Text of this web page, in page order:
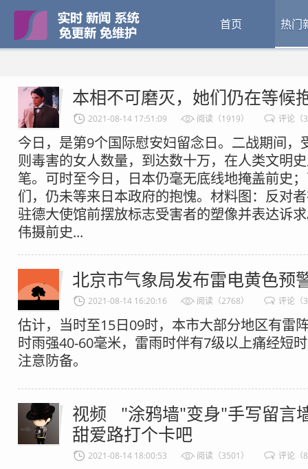
首页 热门
本相不可磨灭，她们仍在等候
2021-08-14 17:51:09 阅读（1919） 评论（
今日，是第9个国际慰安妇留念日。二战期间，
则毒害的女人数量，到达数十万，在人类文明
笔。可时至今日，日本仍毫无底线地掩盖前史
们，仍未等来日本政府的抱愧。材料图：反对
驻德大使馆前摆放标志受害者的塑像并表达诉
伟摄前史...
北京市气象局发布雷电黄色预
2021-08-14 16:20:16 阅读（2768） 评论（
估计，当时至15日09时，本市大部分地区有雷
时雨强40-60毫米，雷雨时伴有7级以上痛经短
注意防备。
视频 "涂鸦墙"变身"手写留言
甜爱路打个卡吧
2021-08-14 18:00:53 阅读（3501） 评论（